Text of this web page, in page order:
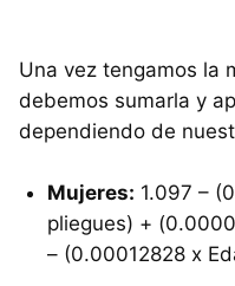
Una vez tengamos la
debemos sumarla y
dependiendo de
Mujeres: 1.097 –
pliegues) +
– (0.00012828 x